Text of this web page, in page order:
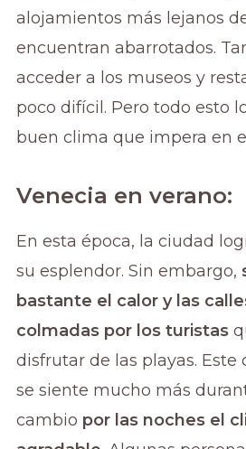
alojamientos más lejanos
encuentran abarrotados.
acceder a los museos y
poco difícil. Pero todo esto
buen clima que impera en
Venecia en verano:
En esta época, la ciudad
su esplendor. Sin embargo,
bastante el calor y las
colmadas por los turistas
disfrutar de las playas. Este
se siente mucho más
cambio por las noches el